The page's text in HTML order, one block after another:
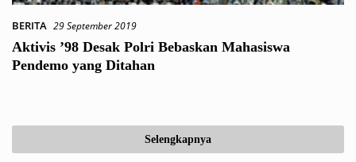
BERITA 29 September 2019
Aktivis ’98 Desak Polri Bebaskan Mahasiswa
Pendemo yang Ditahan
Selengkapnya